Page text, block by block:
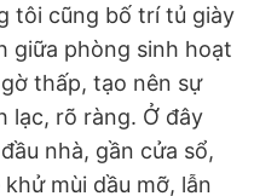
tôi cũng bố trí tủ giày
giữa phòng sinh hoạt
thấp, tạo nên sự
lạc, rõ ràng. Ở đây
nhà, gần cửa sổ,
mùi dầu mỡ, lẫn